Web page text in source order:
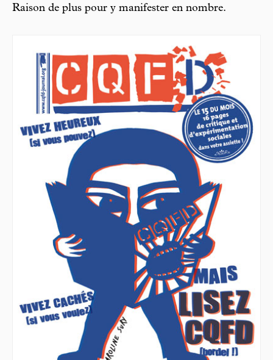
Raison de plus pour y manifester en nombre.